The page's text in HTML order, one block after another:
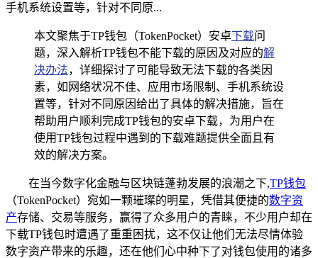
手机系统设置等，针对不同原...
本文聚焦于TP钱包（TokenPocket）安卓下载问
题，深入解析TP钱包不能下载的原因及对应的解
决办法，详细探讨了可能导致无法下载的各类因
素，如网络状况不佳、应用市场限制、手机系统设
置等，针对不同原因给出了具体的解决措施，旨在
帮助用户顺利完成TP钱包的安卓下载，为用户在
使用TP钱包过程中遇到的下载难题提供全面且有
效的解决方案。
在当今数字化金融与区块链蓬勃发展的浪潮之下,TP钱包
（TokenPocket）宛如一颗璀璨的明星，凭借其便捷的数字资
产存储、交易等服务，赢得了众多用户的青睐，不少用户却在
下载TP钱包时遭遇了重重困扰，这不仅让他们无法尽情体验
数字资产带来的乐趣，还在他们心中种下了对钱包使用的诸多